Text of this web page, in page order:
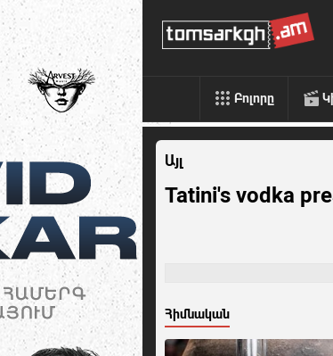
Բոլորը
Այլ
Tatini's vodka
Հիմնական